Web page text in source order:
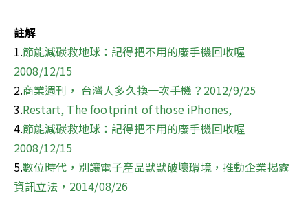
註解
1.節能減碳救地球：記得把不用的廢手機回收喔
2008/12/15
2.商業週刊， 台灣人多久換一次手機？2012/9/25
3.Restart, The footprint of those iPhones,
4.節能減碳救地球：記得把不用的廢手機回收喔
2008/12/15
5.數位時代，別讓電子產品默默破壞環境，推動企業揭露
資訊立法，2014/08/26